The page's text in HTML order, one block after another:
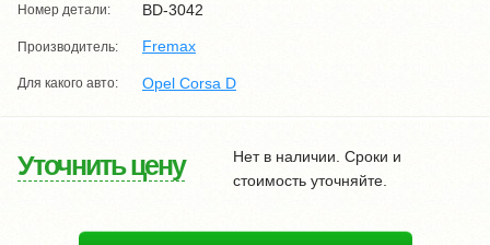
Номер детали: BD-3042
Производитель: Fremax
Для какого авто: Opel Corsa D
Уточнить цену
Нет в наличии. Сроки и
стоимость уточняйте.